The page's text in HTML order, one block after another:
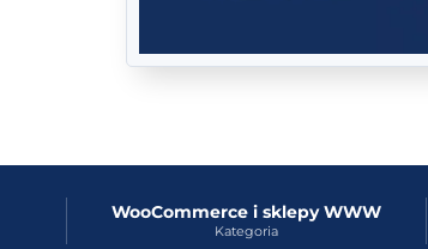
WooCommerce i sklepy WWW
Kategoria